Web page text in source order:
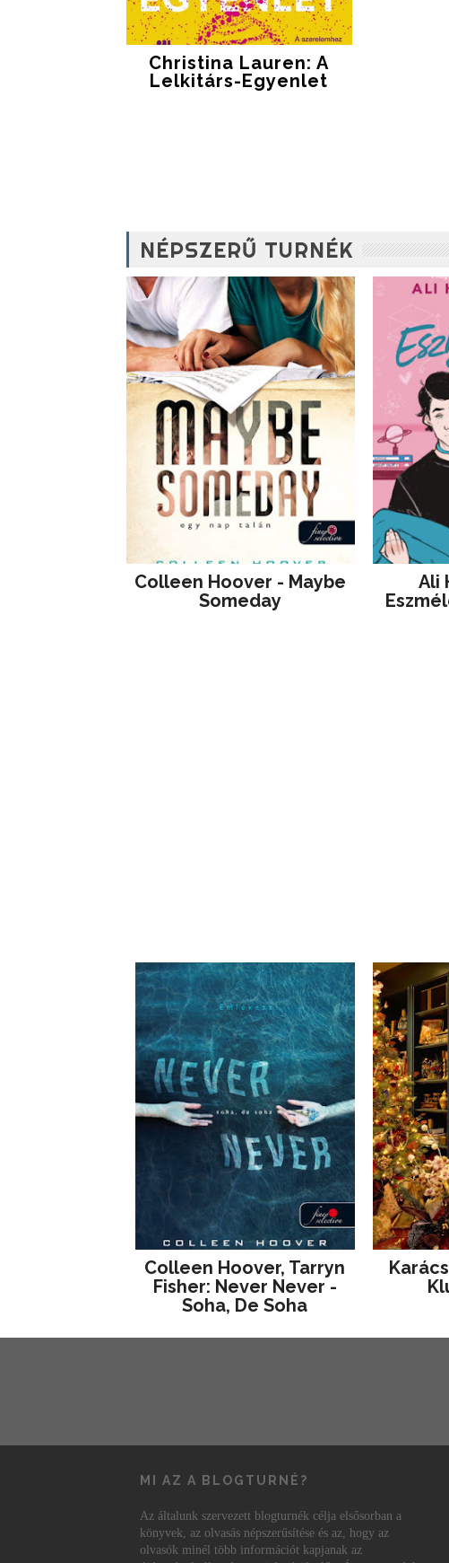
Christina Lauren: A
Lelkitárs-Egyenlet
NÉPSZERŰ TURNÉK
Colleen Hoover - Maybe
Someday
Ali
Colleen Hoover, Tarryn
Fisher: Never Never -
Soha, De Soha
MI AZ A BLOGTURNÉ?
Az általunk szervezett blogturnék célja elsősorban a
könyvek, az olvasás népszerűsítése és az, hogy az
olvasók minél több információt kapjanak az